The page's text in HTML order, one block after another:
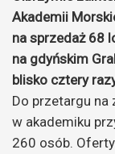
Akademii
na sprzedaż 68
na gdyńskim
blisko cztery
Do przetargu na
w akademiku
260 osób.